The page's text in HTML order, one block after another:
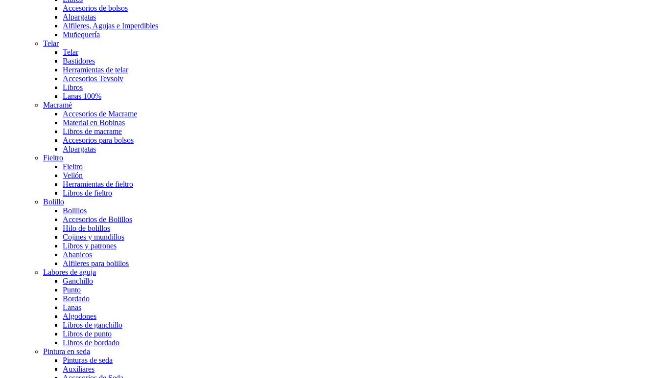
Accesorios de bolsos
Alpargatas
Alfileres, Agujas e Imperdibles
Muñequería
Telar
Telar
Bastidores
Herramientas de telar
Accesorios Tevsolv
Libros
Lanas 100%
Macramé
Accesorios de Macrame
Material en Bobinas
Libros de macrame
Accesorios para bolsos
Alpargatas
Fieltro
Fieltro
Vellón
Herramientas de fieltro
Libros de fieltro
Bolillo
Bolillos
Accesorios de Bolillos
Hilo de bolillos
Cojines y mundillos
Libros y patrones
Abanicos
Alfileres para bolillos
Labores de aguja
Ganchillo
Punto
Bordado
Lanas
Algodones
Libros de ganchillo
Libros de punto
Libros de bordado
Pintura en seda
Pinturas de seda
Auxiliares